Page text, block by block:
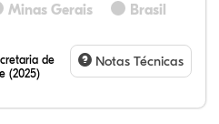
Minas Gerais Brasil
de
(2025)
Notas Técnicas